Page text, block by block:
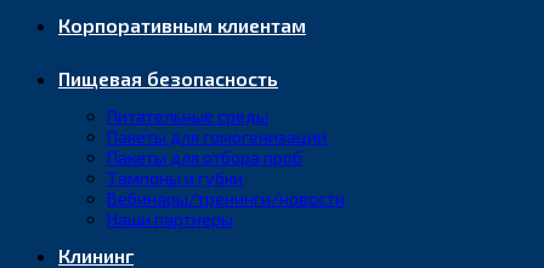
Корпоративным клиентам
Пищевая безопасность
Питательные среды
Пакеты для гомогенизации
Пакеты для отбора проб
Тампоны и губки
Вебинары/тренинги/новости
Наши партнеры
Клининг